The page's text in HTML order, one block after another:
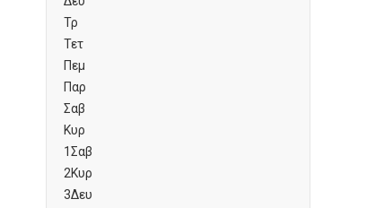
Τρ
Τετ
Πεμ
Παρ
Σαβ
Κυρ
1Σαβ
2Κυρ
3Δευ